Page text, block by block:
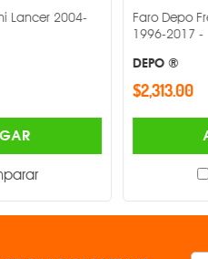
Faro Depo Freightliner Columbia